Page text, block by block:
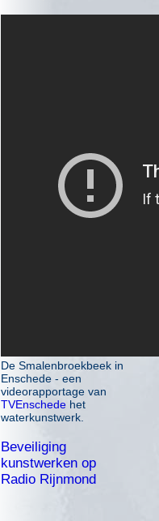
De Smalenbroekbeek in
Enschede - een
videorapportage van
TVEnschede het
waterkunstwerk.
Beveiliging
kunstwerken op
Radio Rijnmond